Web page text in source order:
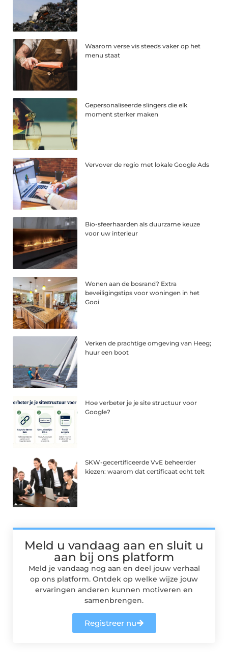
Waarom verse vis steeds vaker op het
menu staat
Gepersonaliseerde slingers die elk
moment sterker maken
Vervover de regio met lokale Google Ads
Bio-sfeerhaarden als duurzame keuze
voor uw interieur
Wonen aan de bosrand? Extra
beveiligingstips voor woningen in het
Gooi
Verken de prachtige omgeving van Heeg;
huur een boot
Hoe verbeter je je site structuur voor
Google?
SKW-gecertificeerde VvE beheerder
kiezen: waarom dat certificaat echt telt
Meld u vandaag aan en sluit u
aan bij ons platform
Meld je vandaag nog aan en deel jouw verhaal
op ons platform. Ontdek op welke wijze jouw
ervaringen anderen kunnen motiveren en
samenbrengen.
Registreer nu